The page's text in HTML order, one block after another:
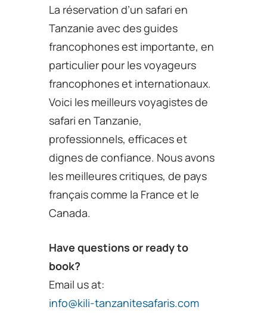
La réservation d’un safari en
Tanzanie avec des guides
francophones est importante, en
particulier pour les voyageurs
francophones et internationaux.
Voici les meilleurs voyagistes de
safari en Tanzanie,
professionnels, efficaces et
dignes de confiance. Nous avons
les meilleures critiques, de pays
français comme la France et le
Canada.
Have questions or ready to
book?
Email us at:
info@kili-tanzanitesafaris.com